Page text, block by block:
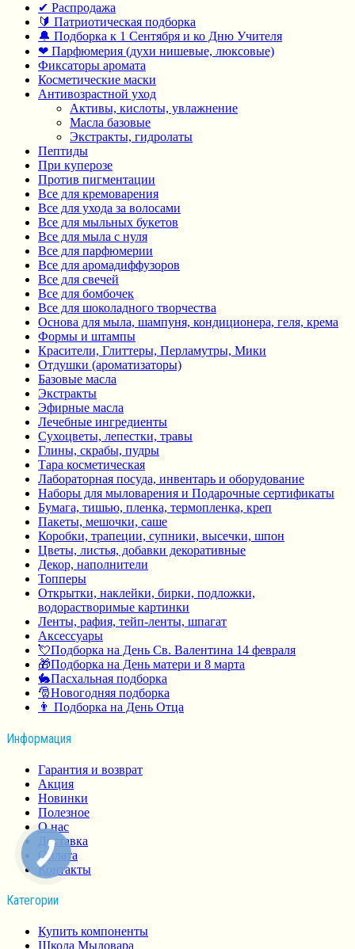
✔ Распродажа
🔰 Патриотическая подборка
🔔 Подборка к 1 Сентября и ко Дню Учителя
❤ Парфюмерия (духи нишевые, люксовые)
Фиксаторы аромата
Косметические маски
Антивозрастной уход
Активы, кислоты, увлажнение
Масла базовые
Экстракты, гидролаты
Пептиды
При куперозе
Против пигментации
Все для кремоварения
Все для ухода за волосами
Все для мыльных букетов
Все для мыла с нуля
Все для парфюмерии
Все для аромадиффузоров
Все для свечей
Все для бомбочек
Все для шоколадного творчества
Основа для мыла, шампуня, кондиционера, геля, крема
Формы и штампы
Красители, Глиттеры, Перламутры, Мики
Отдушки (ароматизаторы)
Базовые масла
Экстракты
Эфирные масла
Лечебные ингредиенты
Сухоцветы, лепестки, травы
Глины, скрабы, пудры
Тара косметическая
Лабораторная посуда, инвентарь и оборудование
Наборы для мыловарения и Подарочные сертификаты
Бумага, тишью, пленка, термопленка, креп
Пакеты, мешочки, саше
Коробки, трапеции, супники, высечки, шпон
Цветы, листья, добавки декоративные
Декор, наполнители
Топперы
Открытки, наклейки, бирки, подложки,
водорастворимые картинки
Ленты, рафия, тейп-ленты, шпагат
Аксессуары
💘Подборка на День Св. Валентина 14 февраля
🎁Подборка на День матери и 8 марта
🐇Пасхальная подборка
🎅Новогодняя подборка
👨 Подборка на День Отца
Информация
Гарантия и возврат
Акция
Новинки
Полезное
О нас
Доставка
Оплата
Контакты
Категории
Купить компоненты
Школа Мыловара